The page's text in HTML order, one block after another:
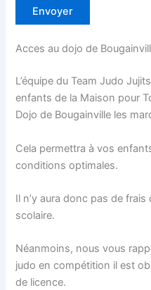
Acces au dojo de
L’équipe du Team Judo
enfants de la Maison pour
Dojo de Bougainville les
Cela permettra à vos
conditions optimales.
Il n’y aura donc pas de
scolaire.
Néanmoins, nous vous
judo en compétition il est
de licence.